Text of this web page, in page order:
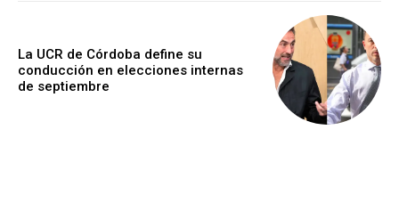
La UCR de Córdoba define su
conducción en elecciones internas
de septiembre